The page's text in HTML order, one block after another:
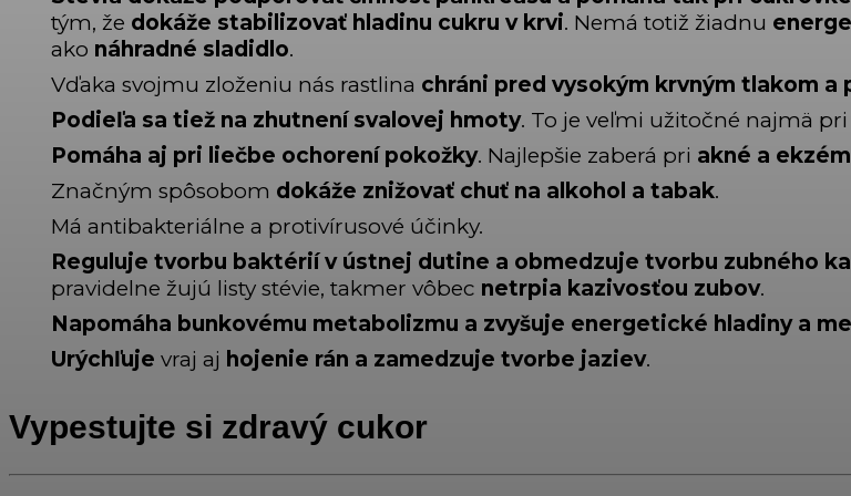
tým, že dokáže stabilizovať hladinu cukru v krvi. Nemá totiž žiadnu
ako náhradné sladidlo.
Vďaka svojmu zloženiu nás rastlina chráni pred vysokým krvným tlakom a
Podieľa sa tiež na zhutnení svalovej hmoty. To je veľmi užitočné najmä
Pomáha aj pri liečbe ochorení pokožky. Najlepšie zaberá pri akné a
Značným spôsobom dokáže znižovať chuť na alkohol a tabak.
Má antibakteriálne a protivírusové účinky.
Reguluje tvorbu baktérií v ústnej dutine a obmedzuje tvorbu zubného
pravidelne žujú listy stévie, takmer vôbec netrpia kazivosťou zubov.
Napomáha bunkovému metabolizmu a zvyšuje energetické hladiny a
Urýchľuje vraj aj hojenie rán a zamedzuje tvorbe jaziev.
Vypestujte si zdravý cukor